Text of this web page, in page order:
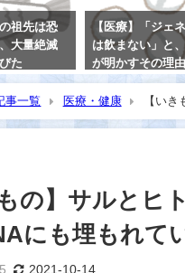
祖先は恐
大量絶滅
た
【医療】「ジェ
は飲まない」と
が明かすその理
事一覧 医療・健康
【い
の】サルとヒ
にも埋もれて
2021-10-14